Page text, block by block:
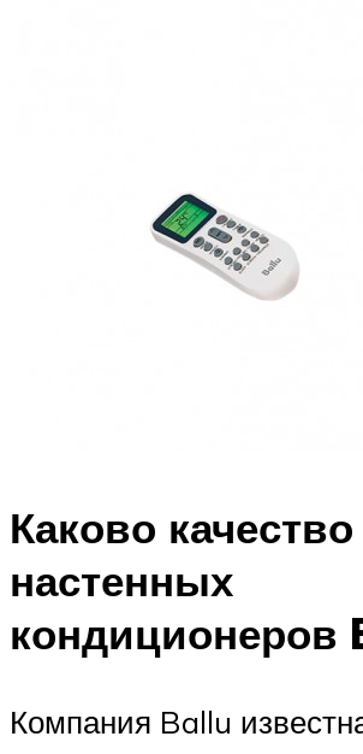
Каково качество
настенных
кондиционеров
Компания Ballu